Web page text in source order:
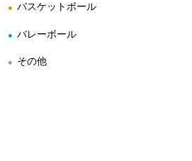
● バスケットボール
● バレーボール
● その他